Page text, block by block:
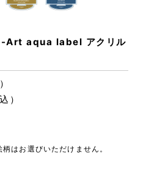
Art aqua label アクリル
）
はお選びいただけません。